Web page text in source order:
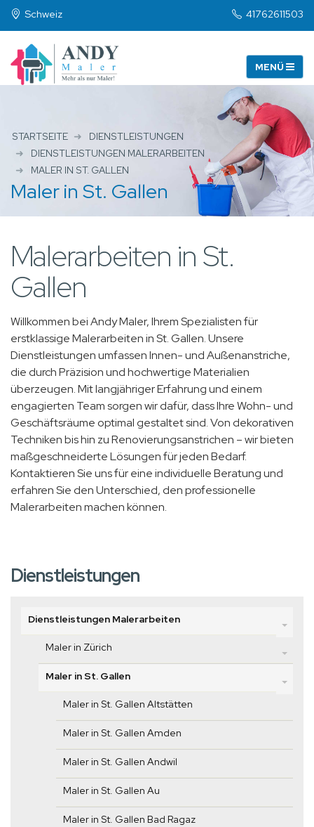
Schweiz 41762611503
STARTSEITE
DIENSTLEISTUNGEN
DIENSTLEISTUNGEN MALERARBEITEN
MALER IN ST. GALLEN
Maler in St. Gallen
Malerarbeiten in St.
Gallen
Willkommen bei Andy Maler, Ihrem Spezialisten für
erstklassige Malerarbeiten in St. Gallen. Unsere
Dienstleistungen umfassen Innen- und Außenanstriche,
die durch Präzision und hochwertige Materialien
überzeugen. Mit langjähriger Erfahrung und einem
engagierten Team sorgen wir dafür, dass Ihre Wohn- und
Geschäftsräume optimal gestaltet sind. Von dekorativen
Techniken bis hin zu Renovierungsanstrichen – wir bieten
maßgeschneiderte Lösungen für jeden Bedarf.
Kontaktieren Sie uns für eine individuelle Beratung und
erfahren Sie den Unterschied, den professionelle
Malerarbeiten machen können.
Dienstleistungen
Dienstleistungen Malerarbeiten
Maler in Zürich
Maler in St. Gallen
Maler in St. Gallen Altstätten
Maler in St. Gallen Amden
Maler in St. Gallen Andwil
Maler in St. Gallen Au
Maler in St. Gallen Bad Ragaz